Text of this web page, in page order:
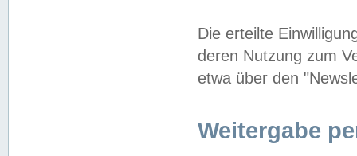
Die erteilte
deren Nutzung zum
etwa über den
Weitergabe